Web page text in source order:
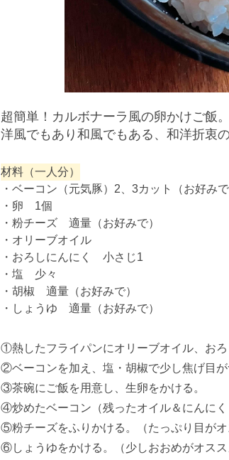
超簡単！カルボナーラ風の卵かけご飯。
洋風でもあり和風でもある、和洋折衷
材料（一人分）
・ベーコン（元気豚）2、3カット（お好みで
・卵 1個
・粉チーズ 適量（お好みで）
・オリーブオイル
・おろしにんにく 小さじ1
・塩 少々
・胡椒 適量（お好みで）
・しょうゆ 適量（お好みで）
①熱したフライパンにオリーブオイル、お
②ベーコンを加え、塩・胡椒で少し焦げ目が
③茶碗にご飯を用意し、生卵をかける。
④炒めたベーコン（残ったオイル＆にんにく
⑤粉チーズをふりかける。（たっぷり目がオ
⑥しょうゆをかける。（少しおおめがオスス